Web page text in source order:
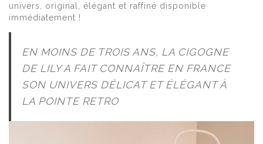
univers, original, élégant et raffiné disponible
immédiatement !
EN MOINS DE TROIS ANS, LA CIGOGNE
DE LILY A FAIT CONNAÎTRE EN FRANCE
SON UNIVERS DÉLICAT ET ÉLÉGANT À
LA POINTE RETRO